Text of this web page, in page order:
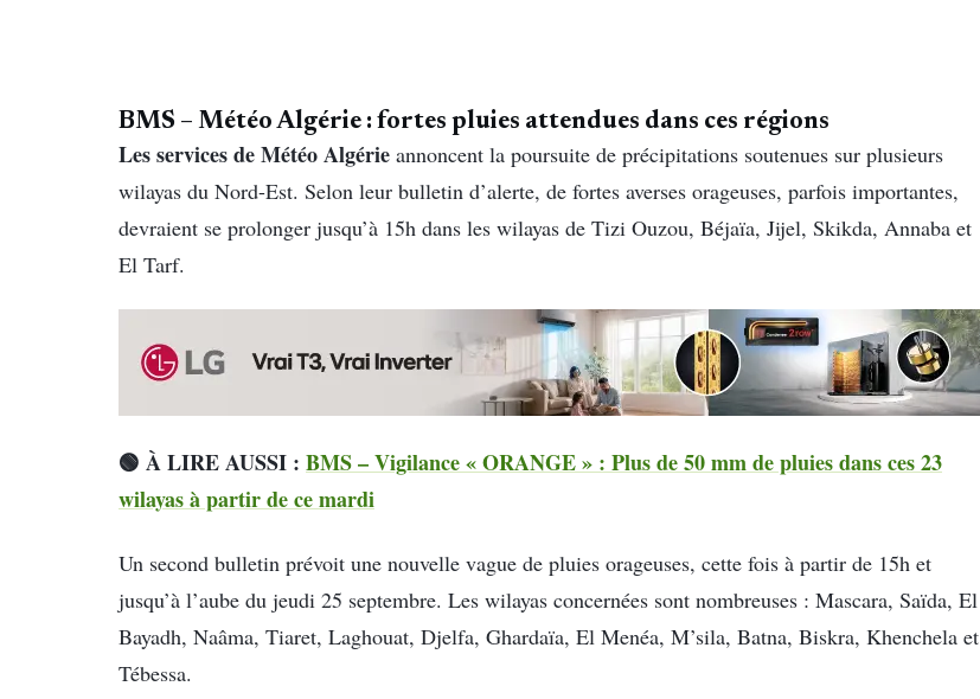
BMS – Météo Algérie : fortes pluies attendues dans ces régions
Les services de Météo Algérie annoncent la poursuite de précipitations soutenues sur plusieurs
wilayas du Nord-Est. Selon leur bulletin d’alerte, de fortes averses orageuses, parfois importantes,
devraient se prolonger jusqu’à 15h dans les wilayas de Tizi Ouzou, Béjaïa, Jijel, Skikda, Annaba et
El Tarf.
🟢 À LIRE AUSSI : BMS – Vigilance « ORANGE » : Plus de 50 mm de pluies dans ces 23
wilayas à partir de ce mardi
Un second bulletin prévoit une nouvelle vague de pluies orageuses, cette fois à partir de 15h et
jusqu’à l’aube du jeudi 25 septembre. Les wilayas concernées sont nombreuses : Mascara, Saïda, El
Bayadh, Naâma, Tiaret, Laghouat, Djelfa, Ghardaïa, El Menéa, M’sila, Batna, Biskra, Khenchela et
Tébessa.